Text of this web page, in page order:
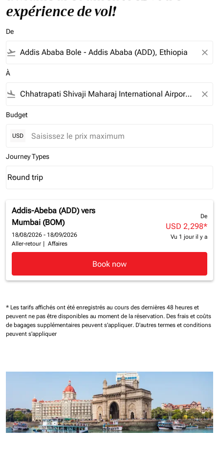
expérience de vol!
De
flight_takeoff close
À
flight_land close
Budget
USD
Journey Types
Journey Types option Round trip Selected
Round trip
keyboard_arrow_down
Addis-Abeba (ADD) vers
Mumbai (BOM)
18/08/2026 - 18/09/2026
Aller-retour
Affaires
De
USD 2,298*
Vu 1 jour il y a
Book now
* Les tarifs affichés ont été enregistrés au cours des dernières 48 heures et
peuvent ne pas être disponibles au moment de la réservation. Des frais et coûts
de bagages supplémentaires peuvent s'appliquer. D'autres termes et conditions
peuvent s'appliquer